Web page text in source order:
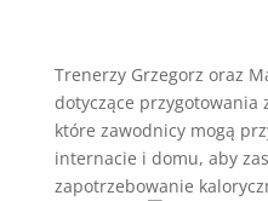
Trenerzy Grzegorz oraz
dotyczące przygotowania
które zawodnicy mogą
internacie i domu, aby
zapotrzebowanie